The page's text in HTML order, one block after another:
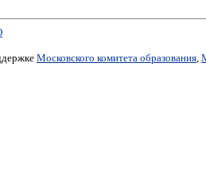
Московского комитета образования,